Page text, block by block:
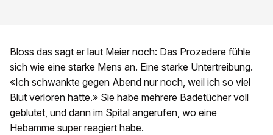
Bloss das sagt er laut Meier noch: Das Prozedere fühle
sich wie eine starke Mens an. Eine starke Untertreibung.
«Ich schwankte gegen Abend nur noch, weil ich so viel
Blut verloren hatte.» Sie habe mehrere Badetücher voll
geblutet, und dann im Spital angerufen, wo eine
Hebamme super reagiert habe.